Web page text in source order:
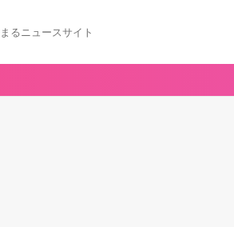
るニュースサイト